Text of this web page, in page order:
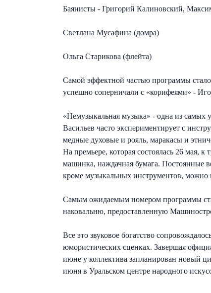
Баянисты - Григорий Калиновский,
Светлана Мусафина (домра)
Ольга Старикова (флейта)
Самой эффектной частью программы
успешно соперничали с «корифеями» -
«Немузыкальная музыка» - одна из самых
Васильев часто экспериментирует с
медные духовые и рояль, маракасы и
На премьере, которая состоялась 26 мая,
машинка, наждачная бумага. Постоянные
кроме музыкальных инструментов, можно
Самым ожидаемым номером программы
наковальню, предоставленную
Все это звуковое богатство
юмористических сценках. Завершая
июне у коллектива запланирован новый
июня в Уральском центре народного